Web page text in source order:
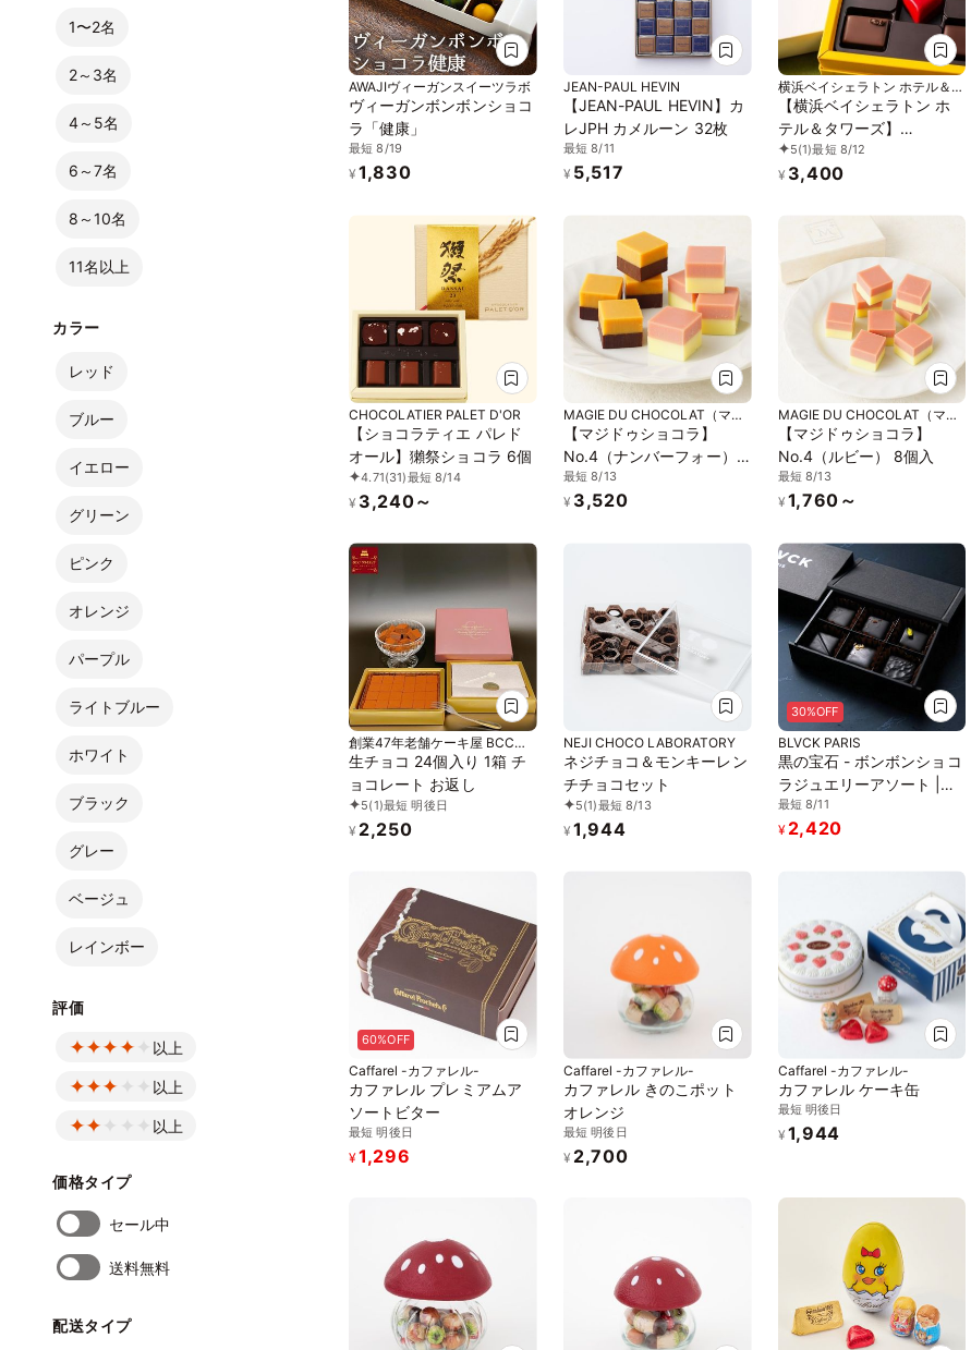
1〜2名
2～3名
4～5名
6～7名
8～10名
11名以上
カラー
レッド
ブルー
イエロー
グリーン
ピンク
オレンジ
パープル
ライトブルー
ホワイト
ブラック
グレー
ベージュ
レインボー
評価
以上
以上
以上
価格タイプ
セール中
送料無料
配送タイプ
AWAJIヴィーガンスイーツラボ
ヴィーガンボンボンショコ
ラ「健康」
最短 8/19
¥ 1,830
JEAN-PAUL HEVIN
【JEAN-PAUL HEVIN】カ
レJPH カメルーン 32枚
最短 8/11
¥ 5,517
横浜ベイシェラトン ホテル＆タ
ワーズ
【横浜ベイシェラトン ホ
テル＆タワーズ】
「BÉSAME MUCHO（ベサ
メムーチョ）」※5ピース
5(1)最短 8/12
¥ 3,400
CHOCOLATIER PALET D'OR
【ショコラティエ パレド
オール】獺祭ショコラ 6個
4.71(31)最短 8/14
¥ 3,240～
MAGIE DU CHOCOLAT（マジ
ドゥショコラ）
【マジドゥショコラ】
No.4（ナンバーフォー）
ルビー＆ブロンド 食べ比
べセット 16個入
最短 8/13
¥ 3,520
MAGIE DU CHOCOLAT（マジ
ドゥショコラ）
【マジドゥショコラ】
No.4（ルビー） 8個入
最短 8/13
¥ 1,760～
創業47年老舗ケーキ屋 BCCス
イーツ
生チョコ 24個入り 1箱 チ
ョコレート お返し
5(1)最短 明後日
¥ 2,250
NEJI CHOCO LABORATORY
ネジチョコ＆モンキーレン
チチョコセット
5(1)最短 8/13
¥ 1,944
30%OFF
BLVCK PARIS
黒の宝石 - ボンボンショコ
ラジュエリーアソート |
CLASSIC
最短 8/11
¥ 2,420
60%OFF
Caffarel -カファレル-
カファレル プレミアムア
ソートビター
最短 明後日
¥1,296
Caffarel -カファレル-
カファレル きのこポット
オレンジ
最短 明後日
¥ 2,700
Caffarel -カファレル-
カファレル ケーキ缶
最短 明後日
¥ 1,944